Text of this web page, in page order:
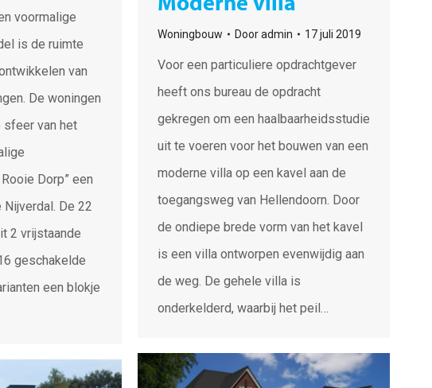
voormalige
is de ruimte
van
De woningen
sfeer van het
Dorp” een
De 22
2 vrijstaande
geschakelde
een blokje
Moderne villa
Woningbouw Dooradmin 17 juli 2019
Voor een particuliere opdrachtgever
heeft ons bureau de opdracht
gekregen om een haalbaarheidsstudie
uit te voeren voor het bouwen van een
moderne villa op een kavel aan de
toegangsweg van Hellendoorn. Door
de ondiepe brede vorm van het kavel
is een villa ontworpen evenwijdig aan
de weg. De gehele villa is
onderkelderd, waarbij het peil…